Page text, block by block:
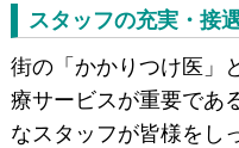
スタッフの充実・接
街の「かかりつけ医」
療サービスが重要であ
なスタッフが皆様をし